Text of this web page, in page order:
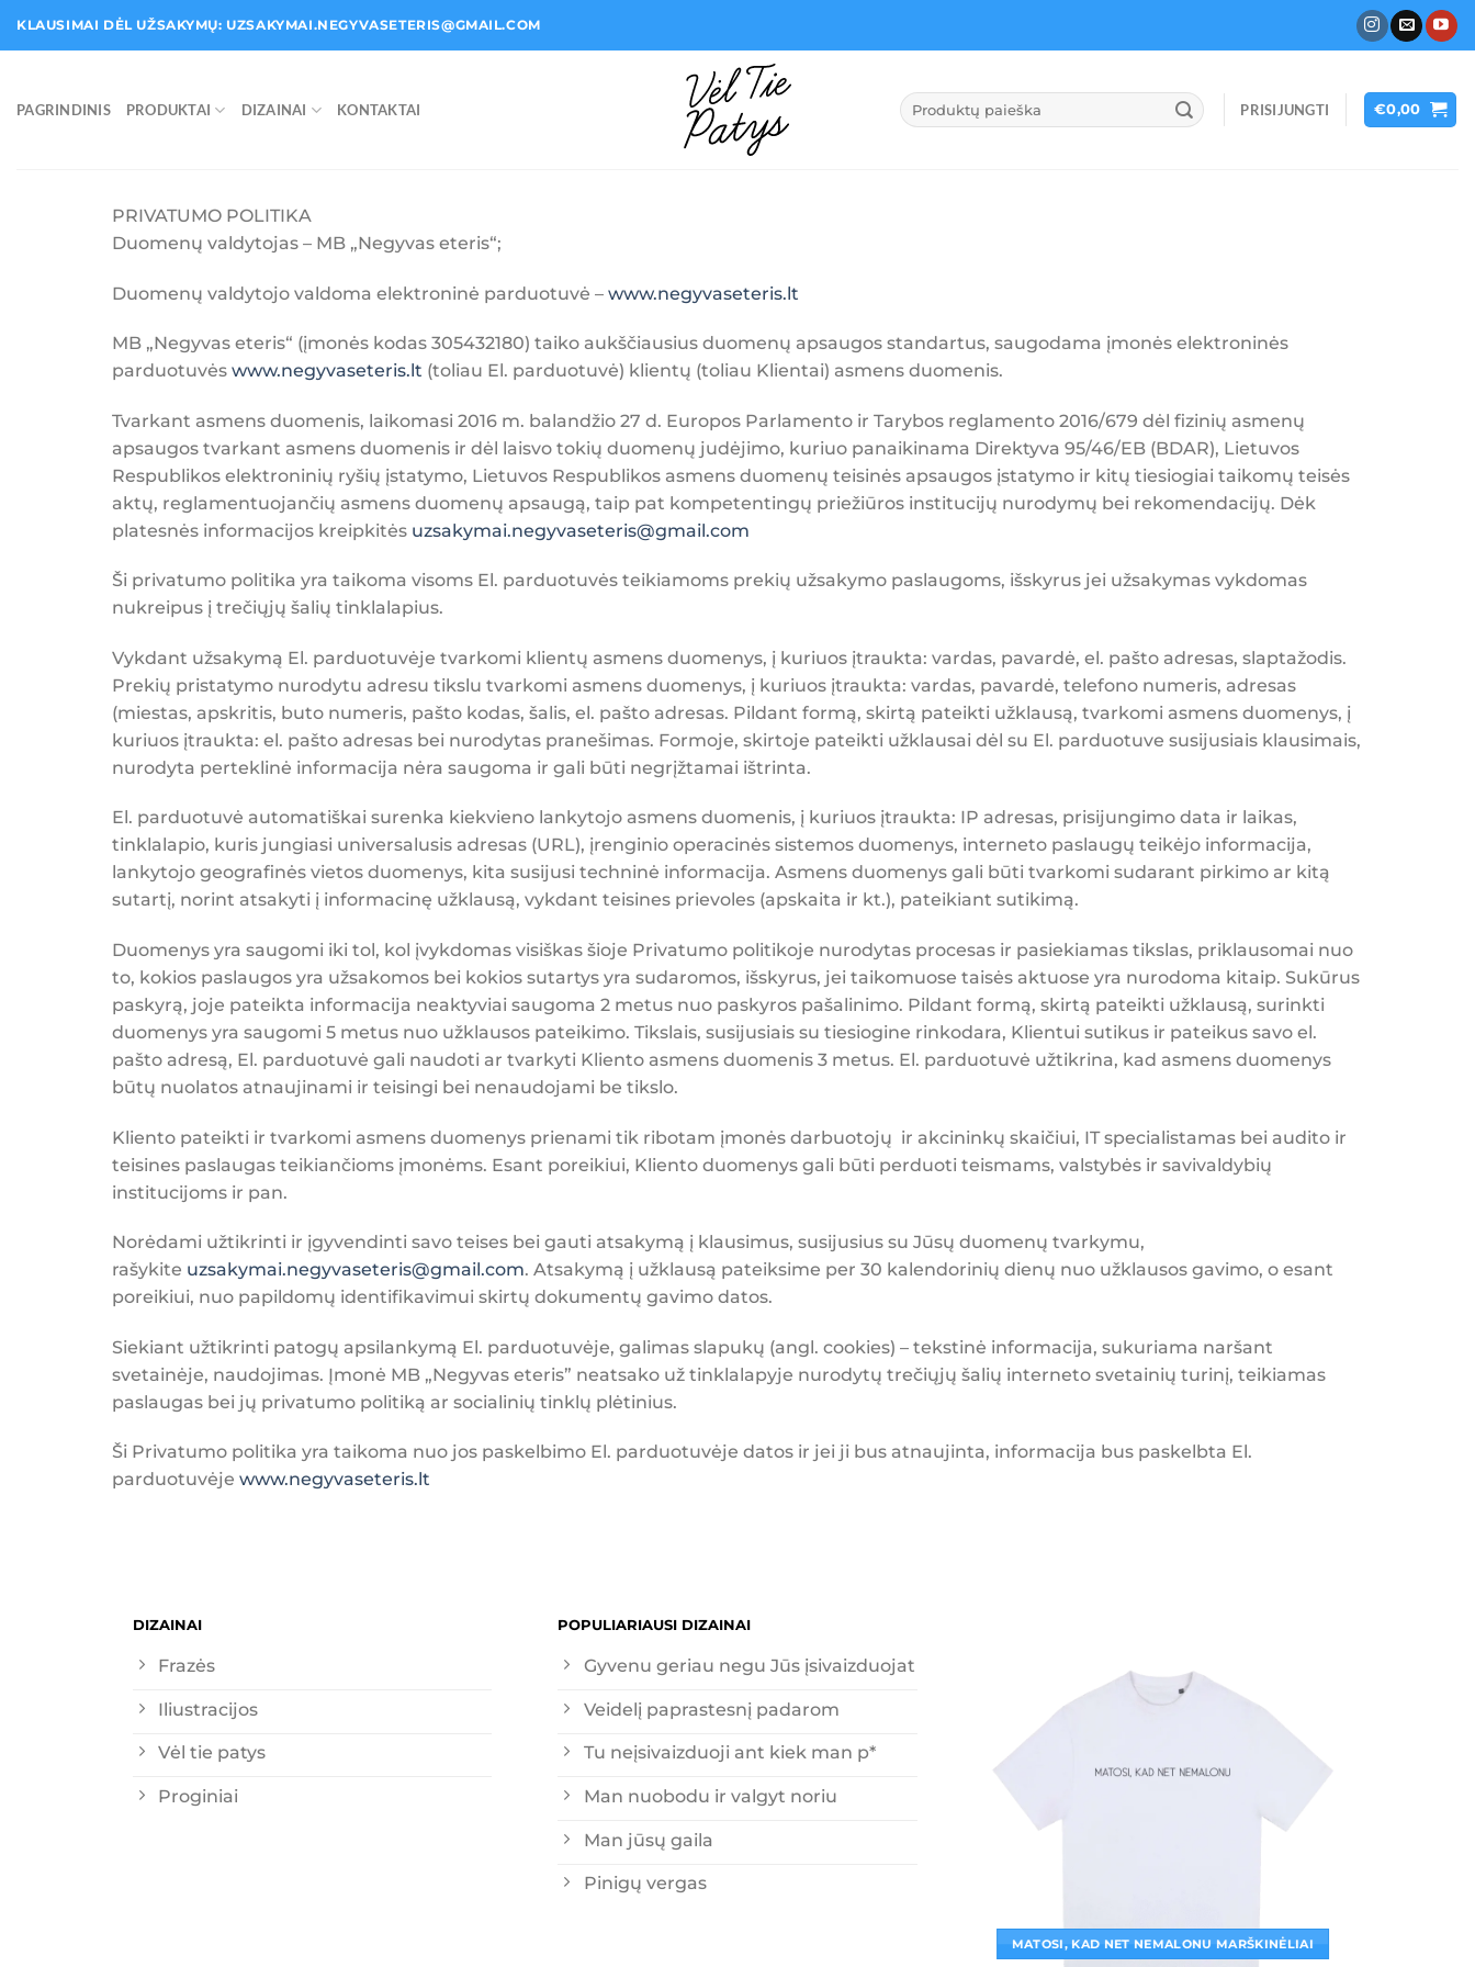
KLAUSIMAI DĖL UŽSAKYMŲ: UZSAKYMAI.NEGYVASETERIS@GMAIL.COM
PAGRINDINIS PRODUKTAI DIZAINAI KONTAKTAI Ieškoti: PRISIJUNGTI €0,00
PRIVATUMO POLITIKA
Duomenų valdytojas – MB „Negyvas eteris“;
Duomenų valdytojo valdoma elektroninė parduotuvė – www.negyvaseteris.lt
MB „Negyvas eteris“ (įmonės kodas 305432180) taiko aukščiausius duomenų apsaugos standartus, saugodama įmonės elektroninės
parduotuvės www.negyvaseteris.lt (toliau El. parduotuvė) klientų (toliau Klientai) asmens duomenis.
Tvarkant asmens duomenis, laikomasi 2016 m. balandžio 27 d. Europos Parlamento ir Tarybos reglamento 2016/679 dėl fizinių asmenų
apsaugos tvarkant asmens duomenis ir dėl laisvo tokių duomenų judėjimo, kuriuo panaikinama Direktyva 95/46/EB (BDAR), Lietuvos
Respublikos elektroninių ryšių įstatymo, Lietuvos Respublikos asmens duomenų teisinės apsaugos įstatymo ir kitų tiesiogiai taikomų teisės
aktų, reglamentuojančių asmens duomenų apsaugą, taip pat kompetentingų priežiūros institucijų nurodymų bei rekomendacijų. Dėk
platesnės informacijos kreipkitės uzsakymai.negyvaseteris@gmail.com
Ši privatumo politika yra taikoma visoms El. parduotuvės teikiamoms prekių užsakymo paslaugoms, išskyrus jei užsakymas vykdomas
nukreipus į trečiųjų šalių tinklalapius.
Vykdant užsakymą El. parduotuvėje tvarkomi klientų asmens duomenys, į kuriuos įtraukta: vardas, pavardė, el. pašto adresas, slaptažodis.
Prekių pristatymo nurodytu adresu tikslu tvarkomi asmens duomenys, į kuriuos įtraukta: vardas, pavardė, telefono numeris, adresas
(miestas, apskritis, buto numeris, pašto kodas, šalis, el. pašto adresas. Pildant formą, skirtą pateikti užklausą, tvarkomi asmens duomenys, į
kuriuos įtraukta: el. pašto adresas bei nurodytas pranešimas. Formoje, skirtoje pateikti užklausai dėl su El. parduotuve susijusiais klausimais,
nurodyta perteklinė informacija nėra saugoma ir gali būti negrįžtamai ištrinta.
El. parduotuvė automatiškai surenka kiekvieno lankytojo asmens duomenis, į kuriuos įtraukta: IP adresas, prisijungimo data ir laikas,
tinklalapio, kuris jungiasi universalusis adresas (URL), įrenginio operacinės sistemos duomenys, interneto paslaugų teikėjo informacija,
lankytojo geografinės vietos duomenys, kita susijusi techninė informacija. Asmens duomenys gali būti tvarkomi sudarant pirkimo ar kitą
sutartį, norint atsakyti į informacinę užklausą, vykdant teisines prievoles (apskaita ir kt.), pateikiant sutikimą.
Duomenys yra saugomi iki tol, kol įvykdomas visiškas šioje Privatumo politikoje nurodytas procesas ir pasiekiamas tikslas, priklausomai nuo
to, kokios paslaugos yra užsakomos bei kokios sutartys yra sudaromos, išskyrus, jei taikomuose taisės aktuose yra nurodoma kitaip. Sukūrus
paskyrą, joje pateikta informacija neaktyviai saugoma 2 metus nuo paskyros pašalinimo. Pildant formą, skirtą pateikti užklausą, surinkti
duomenys yra saugomi 5 metus nuo užklausos pateikimo. Tikslais, susijusiais su tiesiogine rinkodara, Klientui sutikus ir pateikus savo el.
pašto adresą, El. parduotuvė gali naudoti ar tvarkyti Kliento asmens duomenis 3 metus. El. parduotuvė užtikrina, kad asmens duomenys
būtų nuolatos atnaujinami ir teisingi bei nenaudojami be tikslo.
Kliento pateikti ir tvarkomi asmens duomenys prienami tik ribotam įmonės darbuotojų ir akcininkų skaičiui, IT specialistamas bei audito ir
teisines paslaugas teikiančioms įmonėms. Esant poreikiui, Kliento duomenys gali būti perduoti teismams, valstybės ir savivaldybių
institucijoms ir pan.
Norėdami užtikrinti ir įgyvendinti savo teises bei gauti atsakymą į klausimus, susijusius su Jūsų duomenų tvarkymu,
rašykite uzsakymai.negyvaseteris@gmail.com. Atsakymą į užklausą pateiksime per 30 kalendorinių dienų nuo užklausos gavimo, o esant
poreikiui, nuo papildomų identifikavimui skirtų dokumentų gavimo datos.
Siekiant užtikrinti patogų apsilankymą El. parduotuvėje, galimas slapukų (angl. cookies) – tekstinė informacija, sukuriama naršant
svetainėje, naudojimas. Įmonė MB „Negyvas eteris” neatsako už tinklalapyje nurodytų trečiųjų šalių interneto svetainių turinį, teikiamas
paslaugas bei jų privatumo politiką ar socialinių tinklų plėtinius.
Ši Privatumo politika yra taikoma nuo jos paskelbimo El. parduotuvėje datos ir jei ji bus atnaujinta, informacija bus paskelbta El.
parduotuvėje www.negyvaseteris.lt
DIZAINAI
Frazės
Iliustracijos
Vėl tie patys
Proginiai
POPULIARIAUSI DIZAINAI
Gyvenu geriau negu Jūs įsivaizduojat
Veidelį paprastesnį padarom
Tu neįsivaizduoji ant kiek man p*
Man nuobodu ir valgyt noriu
Man jūsų gaila
Pinigų vergas
MATOSI, KAD NET NEMALONU MARŠKINĖLIAI